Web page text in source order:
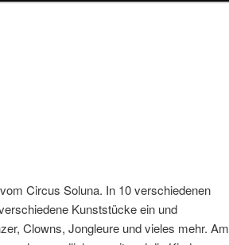
Circus Soluna. In 10 verschiedenen
Kunststücke ein und
Clowns, Jongleure und vieles mehr. Am